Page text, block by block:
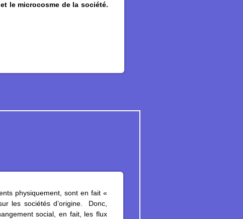
le microcosme de la société.
physiquement, sont en fait «
les sociétés d’origine. Donc,
social, en fait, les flux